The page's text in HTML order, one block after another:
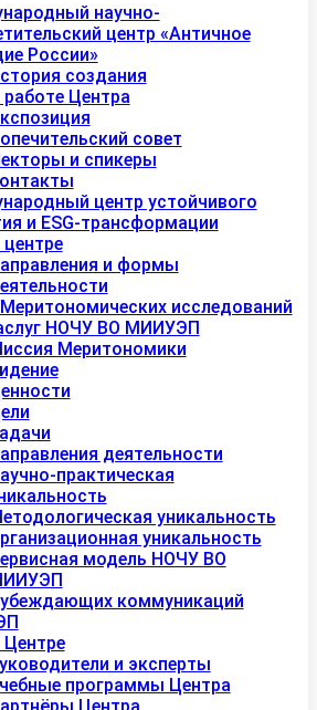
научно-
центр «Античное
России»
создания
работе Центра
совет
и спикеры
центр устойчивого
и ESG-трансформации
центре
и формы
исследований
НОЧУ ВО МИИУЭП
Меритономики
деятельности
практическая
уникальность
уникальность
модель НОЧУ ВО
коммуникаций
Центре
и эксперты
программы Центра